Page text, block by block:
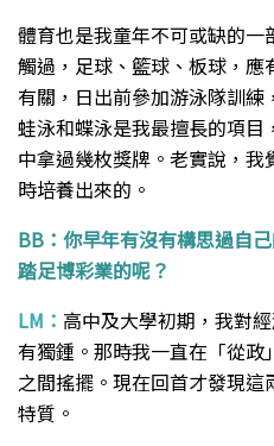
體育也是我童年不可或缺的
觸過，足球、籃球、板球，
有關，日出前參加游泳隊訓練
蛙泳和蝶泳是我最擅長的項
中拿過幾枚獎牌。老實說，
時培養出來的。
BB：你早年有沒有構思過自
踏足博彩業的呢？
LM： 高中及大學初期，我對
有獨鍾。那時我一直在「從
之間搖擺。現在回首才發現
特質。